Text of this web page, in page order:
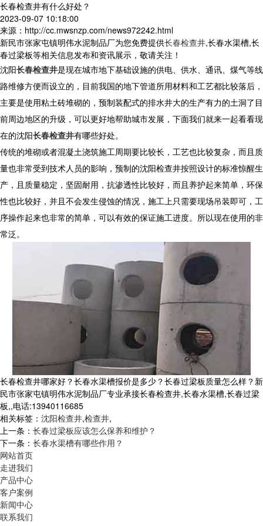
长春检查井有什么好处？
2023-09-07 10:18:00
来源：http://cc.mwsnzp.com/news972242.html
新民市张家屯镇明伟水泥制品厂为您免费提供长春检查井,长春水渠槽,长
春过梁板等相关信息发布和资讯展示，敬请关注！
沈阳长春检查井是现在城市地下基础设施的供电、供水、通讯、煤气等线
路维修方便而设立的，目前我国的地下管道所用材料和工艺都比较落后，
主要是使用粘土砖堆砌的，预制装配式的排水井大的生产有力的土洞了目
前周边地区的升级，可以更好地帮助城市发展，下面我们就来一起看看现
在的沈阳长春检查井有哪些好处。
传统的堆砌或者混凝土浇筑施工周期要比较长，工艺也比较复杂，而且质
量也非常受到技术人员的影响，预制的沈阳检查井按照设计的标准惊醒生
产，且质量稳定，坚固耐用，抗渗透性比较好，而且养护起来简单，环保
性也比较好，并且不会发生侵蚀的情况，施工上只需要现场吊装即可，工
序操作起来也非常的简单，可以有效的保证施工进度。所以现在使用的非
常泛。
长春检查井哪家好？长春水渠槽报价是多少？长春过梁板质量怎么样？新
民市张家屯镇明伟水泥制品厂专业承接长春检查井,长春水渠槽,长春过梁
板,,电话:13940116685
相关标签： 沈阳检查井,检查井,
上一条： 长春过梁板应该怎么保养和维护？
下一条： 长春水渠槽有哪些作用？
网站首页
走进我们
产品中心
客户案例
新闻中心
联系我们